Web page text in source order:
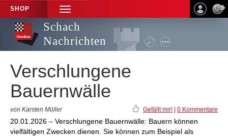
SHOP
TOGGLE
NAVIGATION
Schach
Nachrichten
Verschlungene
Bauernwälle
von Karsten Müller Gefällt mir! 0 Kommentare
20.01.2026 – Verschlungene Bauernwälle: Bauern können
vielfältigen Zwecken dienen. Sie können zum Beispiel als